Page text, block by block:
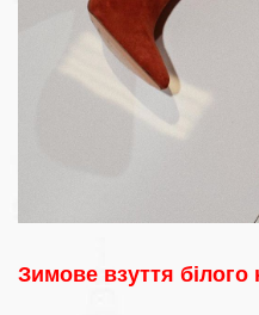
Зимове взуття білого